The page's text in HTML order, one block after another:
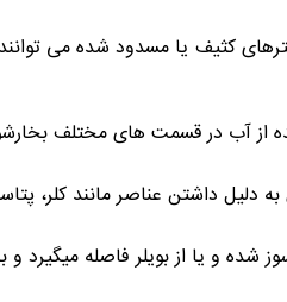
کثیف یا مسدود شده می
از آب در قسمت های مختلف
داشتن عناصر مانند کلر،
و یا از بویلر فاصله میگیرد و